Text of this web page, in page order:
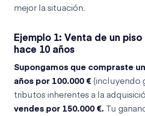
mejor la situación.
Ejemplo 1: Venta de un
hace 10 años
Supongamos que compraste
años por 100.000 € (incluyendo
tributos inherentes a la
vendes por 150.000 €.
Tu